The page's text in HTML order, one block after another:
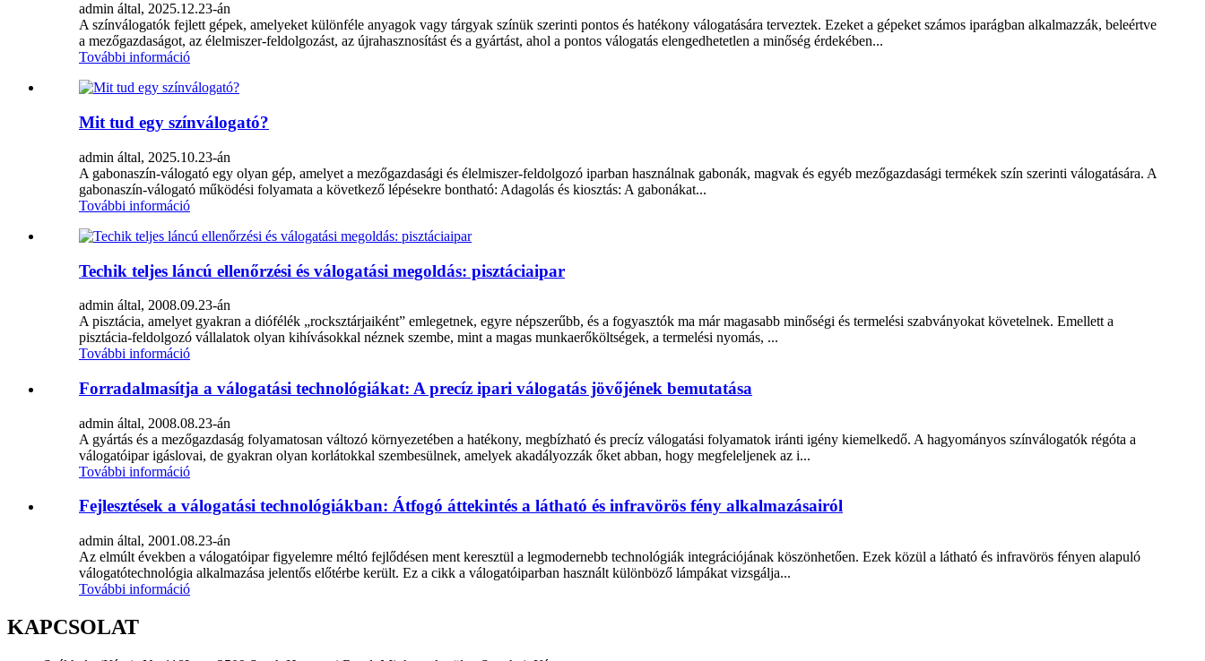
admin által, 2025.12.23-án
A színválogatók fejlett gépek, amelyeket különféle anyagok vagy tárgyak színük szerinti pontos és hatékony válogatására terveztek. Ezeket a gépeket számos iparágban alkalmazzák, beleértve
a mezőgazdaságot, az élelmiszer-feldolgozást, az újrahasznosítást és a gyártást, ahol a pontos válogatás elengedhetetlen a minőség érdekében...
További információ
Mit tud egy színválogató?
admin által, 2025.10.23-án
A gabonaszín-válogató egy olyan gép, amelyet a mezőgazdasági és élelmiszer-feldolgozó iparban használnak gabonák, magvak és egyéb mezőgazdasági termékek szín szerinti válogatására. A
gabonaszín-válogató működési folyamata a következő lépésekre bontható: Adagolás és kiosztás: A gabonákat...
További információ
Techik teljes láncú ellenőrzési és válogatási megoldás: pisztáciaipar
admin által, 2008.09.23-án
A pisztácia, amelyet gyakran a diófélék „rocksztárjaiként” emlegetnek, egyre népszerűbb, és a fogyasztók ma már magasabb minőségi és termelési szabványokat követelnek. Emellett a
pisztácia-feldolgozó vállalatok olyan kihívásokkal néznek szembe, mint a magas munkaerőköltségek, a termelési nyomás, ...
További információ
Forradalmasítja a válogatási technológiákat: A precíz ipari válogatás jövőjének bemutatása
admin által, 2008.08.23-án
A gyártás és a mezőgazdaság folyamatosan változó környezetében a hatékony, megbízható és precíz válogatási folyamatok iránti igény kiemelkedő. A hagyományos színválogatók régóta a
válogatóipar igáslovai, de gyakran olyan korlátokkal szembesülnek, amelyek akadályozzák őket abban, hogy megfeleljenek az i...
További információ
Fejlesztések a válogatási technológiákban: Átfogó áttekintés a látható és infravörös fény alkalmazásairól
admin által, 2001.08.23-án
Az elmúlt években a válogatóipar figyelemre méltó fejlődésen ment keresztül a legmodernebb technológiák integrációjának köszönhetően. Ezek közül a látható és infravörös fényen alapuló
válogatótechnológia alkalmazása jelentős előtérbe került. Ez a cikk a válogatóiparban használt különböző lámpákat vizsgálja...
További információ
KAPCSOLAT